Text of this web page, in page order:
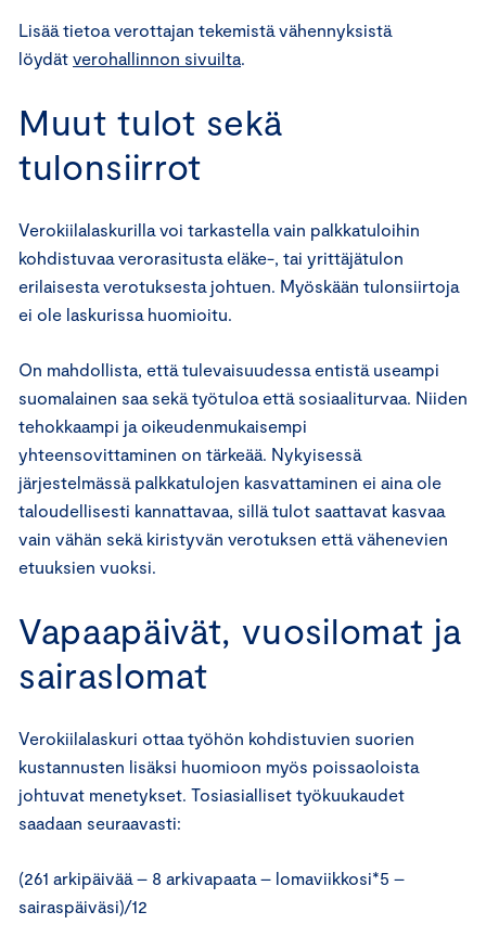
Lisää tietoa verottajan tekemistä vähennyksistä
löydät verohallinnon sivuilta.
Muut tulot sekä
tulonsiirrot
Verokiilalaskurilla voi tarkastella vain palkkatuloihin
kohdistuvaa verorasitusta eläke-, tai yrittäjätulon
erilaisesta verotuksesta johtuen. Myöskään tulonsiirtoja
ei ole laskurissa huomioitu.
On mahdollista, että tulevaisuudessa entistä useampi
suomalainen saa sekä työtuloa että sosiaaliturvaa. Niiden
tehokkaampi ja oikeudenmukaisempi
yhteensovittaminen on tärkeää. Nykyisessä
järjestelmässä palkkatulojen kasvattaminen ei aina ole
taloudellisesti kannattavaa, sillä tulot saattavat kasvaa
vain vähän sekä kiristyvän verotuksen että vähenevien
etuuksien vuoksi.
Vapaapäivät, vuosilomat ja
sairaslomat
Verokiilalaskuri ottaa työhön kohdistuvien suorien
kustannusten lisäksi huomioon myös poissaoloista
johtuvat menetykset. Tosiasialliset työkuukaudet
saadaan seuraavasti:
(261 arkipäivää – 8 arkivapaata – lomaviikkosi*5 –
sairaspäiväsi)/12